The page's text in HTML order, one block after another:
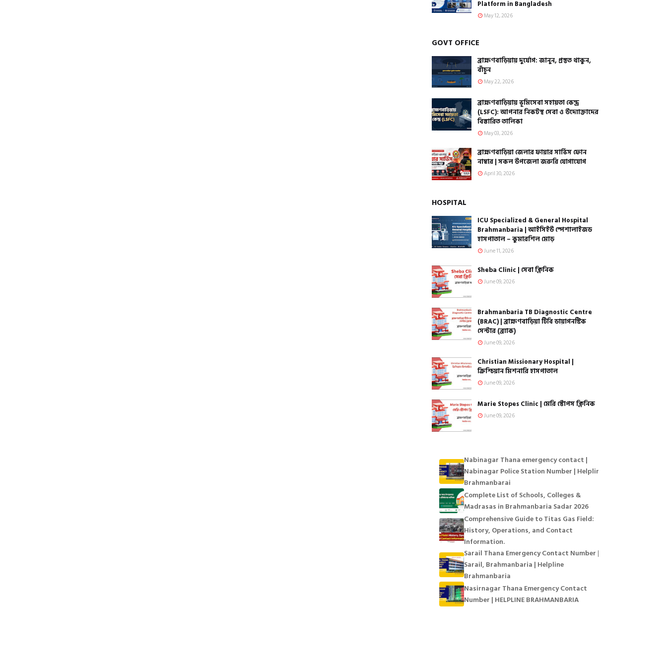
Platform in Bangladesh
May 12, 2026
GOVT OFFICE
ব্রাহ্মণবাড়িয়ায় দুর্যোগ: জানুন, প্রস্তুত থাকুন,
বাঁচুন
May 22, 2026
ব্রাহ্মণবাড়িয়ায় ভূমিসেবা সহায়তা কেন্দ্র
(LSFC): আপনার নিকটস্থ সেবা ও উদ্যোক্তাদের
বিস্তারিত তালিকা
May 03, 2026
ব্রাহ্মণবাড়িয়া জেলার ফায়ার সার্ভিস ফোন
নাম্বার | সকল উপজেলা জরুরি যোগাযোগ
April 30, 2026
HOSPITAL
ICU Specialized & General Hospital
Brahmanbaria | আইসিইউ স্পেশালাইজড
হাসপাতাল – কুমারশিল মোড়
June 11, 2026
Sheba Clinic | সেবা ক্লিনিক
June 09, 2026
Brahmanbaria TB Diagnostic Centre
(BRAC) | ব্রাহ্মণবাড়িয়া টিবি ডায়াগনস্টিক
সেন্টার (ব্র্যাক)
June 09, 2026
Christian Missionary Hospital |
ক্রিশ্চিয়ান মিশনারি হাসপাতাল
June 09, 2026
Marie Stopes Clinic | মেরি স্টোপস ক্লিনিক
June 09, 2026
Nabinagar Thana emergency contact |
Nabinagar Police Station Number | Helpline
Brahmanbarai
Complete List of Schools, Colleges &
Madrasas in Brahmanbaria Sadar 2026
Comprehensive Guide to Titas Gas Field:
History, Operations, and Contact
Information.
Sarail Thana Emergency Contact Number |
Sarail, Brahmanbaria | Helpline
Brahmanbaria
Nasirnagar Thana Emergency Contact
Number | HELPLINE BRAHMANBARIA